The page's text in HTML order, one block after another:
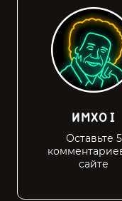
ИМХО I
Оставьте 5
сайте